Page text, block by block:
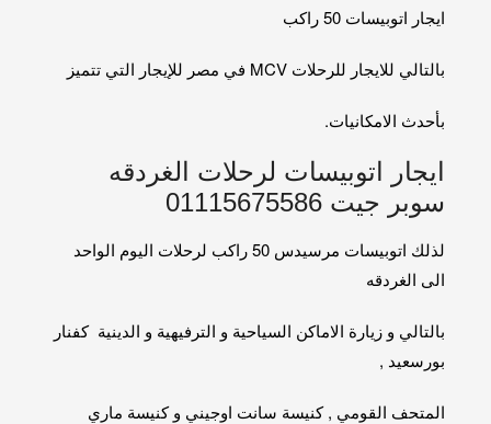
ايجار اتوبيسات 50 راكب
بالتالي للايجار للرحلات MCV في مصر للإيجار التي تتميز
بأحدث الامكانيات.
ايجار اتوبيسات لرحلات الغردقه
سوبر جيت 01115675586
لذلك اتوبيسات مرسيدس 50 راكب لرحلات اليوم الواحد
الى الغردقه
بالتالي و زيارة الاماكن السياحية و الترفيهية و الدينية كفنار
بورسعيد ,
المتحف القومي , كنيسة سانت اوجيني و كنيسة ماري